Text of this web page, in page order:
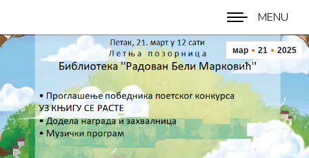
MENU
мар 21 2025